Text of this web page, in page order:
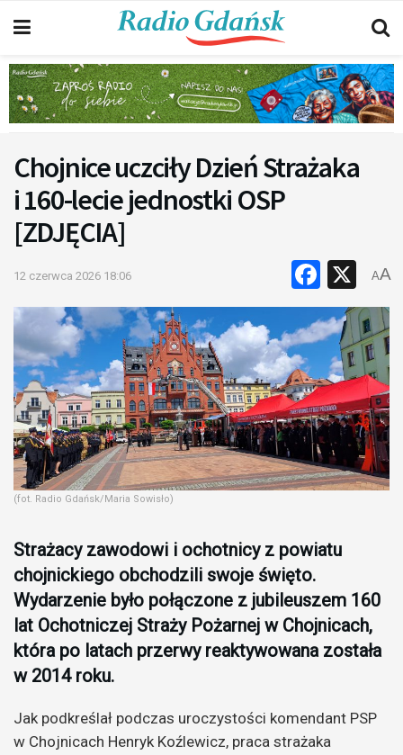
Chojnice uczciły Dzień Strażaka
i 160-lecie jednostki OSP
[ZDJĘCIA]
12 czerwca 2026 18:06 X
AA
(fot. Radio Gdańsk/Maria Sowisło)
Strażacy zawodowi i ochotnicy z powiatu
chojnickiego obchodzili swoje święto.
Wydarzenie było połączone z jubileuszem 160
lat Ochotniczej Straży Pożarnej w Chojnicach,
która po latach przerwy reaktywowana została
w 2014 roku.
Jak podkreślał podczas uroczystości komendant PSP
w Chojnicach Henryk Koźlewicz, praca strażaka